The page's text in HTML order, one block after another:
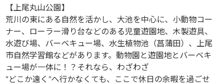
【上尾丸山公園】
荒川の東にある自然を活かし、大池を中心に、小動物コー
ナー、ローラー滑り台などのある児童遊園地、木製遊具、
水遊び場、バーベキュー場、水生植物池（菖蒲田）、上尾
市自然学習館などがあります。動物園と遊園地とバーベキ
ュー場が一体に！？それなら、わざわざ
“どこか遠く”へ行かなくても、ここで休日の余暇を過ごせ